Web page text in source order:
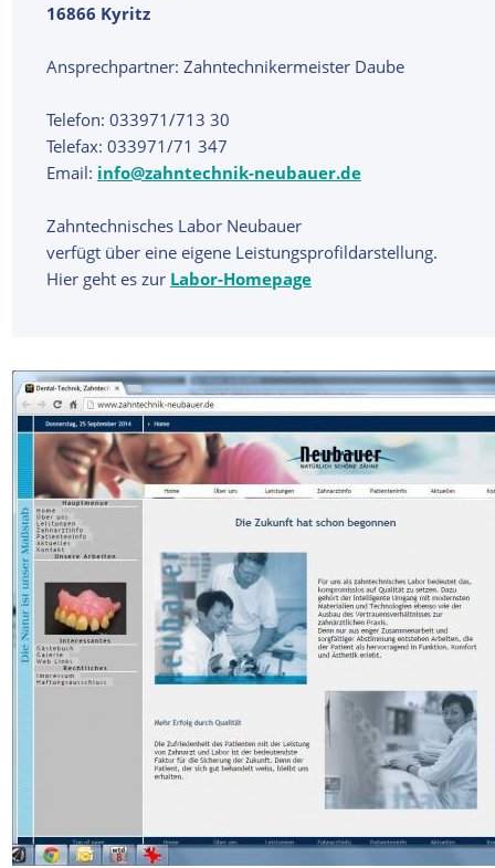
16866 Kyritz
Ansprechpartner: Zahntechnikermeister Daube
Telefon: 033971/713 30
Telefax: 033971/71 347
Email: info@zahntechnik-neubauer.de
Zahntechnisches Labor Neubauer
verfügt über eine eigene Leistungsprofildarstellung.
Hier geht es zur Labor-Homepage